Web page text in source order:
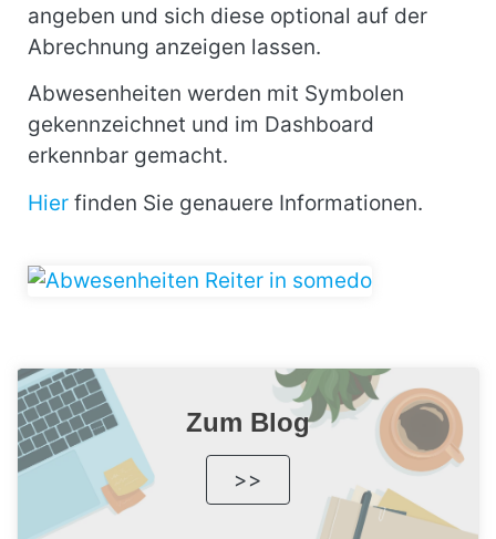
angeben und sich diese optional auf der
Abrechnung anzeigen lassen.
Abwesenheiten werden mit Symbolen
gekennzeichnet und im Dashboard
erkennbar gemacht.
Hier finden Sie genauere Informationen.
Zum Blog
>>